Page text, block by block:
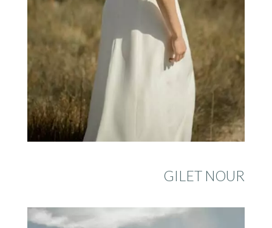
GILET NOUR